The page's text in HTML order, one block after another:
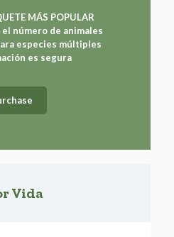
MÁS POPULAR
número de animales
especies múltiples
es segura
Vida